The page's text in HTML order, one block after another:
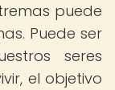
puede
Puede ser
seres
el objetivo